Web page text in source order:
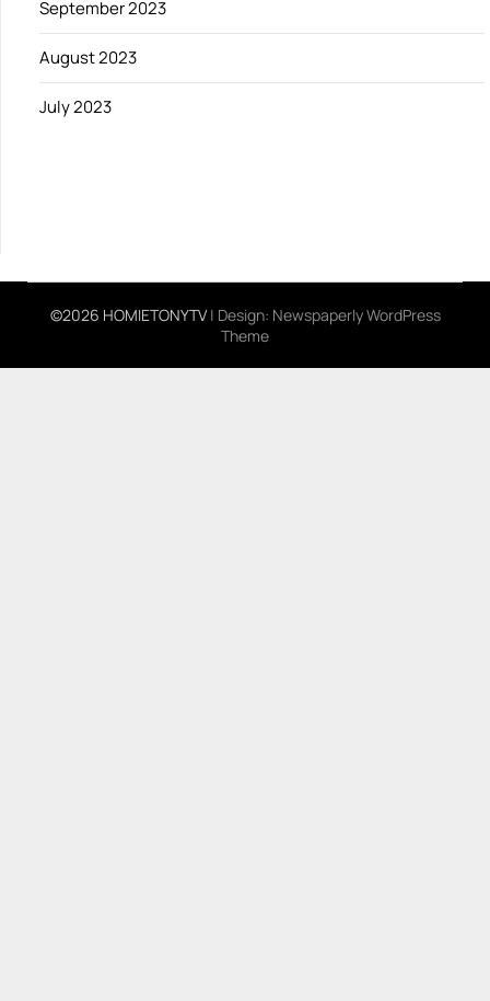
September 2023
August 2023
July 2023
©2026 HOMIETONYTV| Design: Newspaperly WordPress
Theme